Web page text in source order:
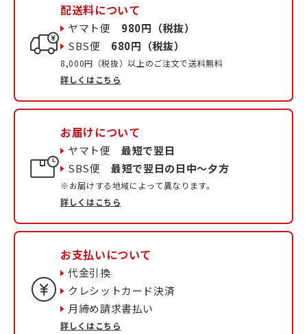
配送料について
ヤマト便 980円（税抜）
SBS便 680円（税抜）
8,000円（税抜）以上のご注文で送料無料
詳しくはこちら
お届けについて
ヤマト便最短で翌日
SBS便最短で翌日の日中〜夕方
※お届けする地域によって異なります。
詳しくはこちら
お支払いについて
代金引換
クレシットカード決済
月締め請求書払い
詳しくはこちら